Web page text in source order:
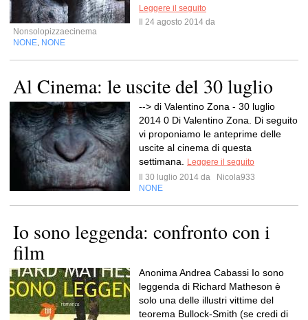
Leggere il seguito
Il 24 agosto 2014 da
Nonsolopizzaecinema
NONE NONE
Al Cinema: le uscite del 30 luglio
--> di Valentino Zona - 30 luglio
2014 0 Di Valentino Zona. Di seguito
vi proponiamo le anteprime delle
uscite al cinema di questa
settimana.
Leggere il seguito
Il 30 luglio 2014 da
Nicola933
NONE
Io sono leggenda: confronto con i
film
Anonima Andrea Cabassi Io sono
leggenda di Richard Matheson è
solo una delle illustri vittime del
teorema Bullock-Smith (se credi di